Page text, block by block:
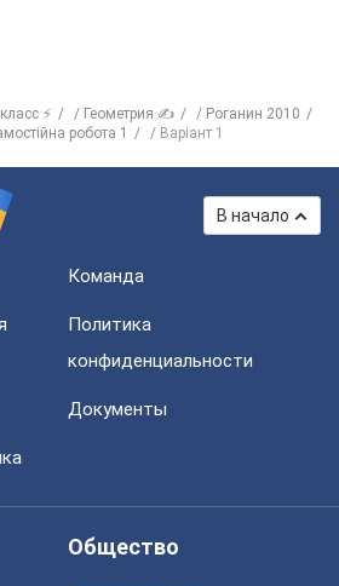
⚡ Геометрия ✍
Роганин 2010
робота 1 Варіант 1
В начало
Команда
Политика
конфиденциальности
Документы
Общество